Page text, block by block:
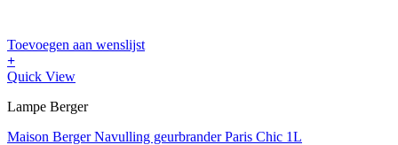
Toevoegen aan wenslijst
+
Quick View
Lampe Berger
Maison Berger Navulling geurbrander Paris Chic 1L